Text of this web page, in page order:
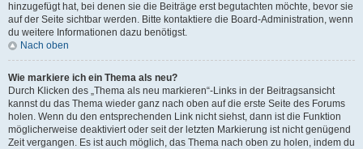
hinzugefügt hat, bei denen sie die Beiträge erst begutachten möchte, bevor sie
auf der Seite sichtbar werden. Bitte kontaktiere die Board-Administration, wenn
du weitere Informationen dazu benötigst.
Nach oben
Wie markiere ich ein Thema als neu?
Durch Klicken des „Thema als neu markieren“-Links in der Beitragsansicht
kannst du das Thema wieder ganz nach oben auf die erste Seite des Forums
holen. Wenn du den entsprechenden Link nicht siehst, dann ist die Funktion
möglicherweise deaktiviert oder seit der letzten Markierung ist nicht genügend
Zeit vergangen. Es ist auch möglich, das Thema nach oben zu holen, indem du